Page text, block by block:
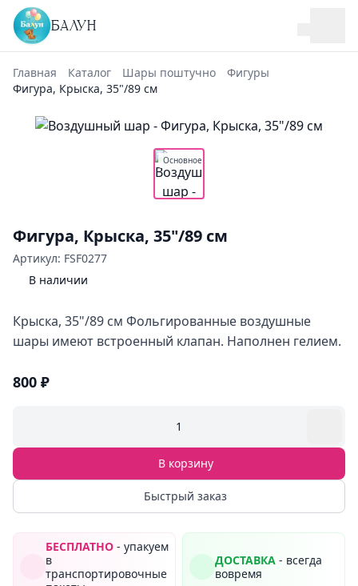
БАЛУН
Главная Каталог Шары поштучно
Фигуры
Фигура, Крыска, 35"/89 см
Основное
Фигура, Крыска, 35"/89 см
Артикул: FSF0277
В наличии
Крыска, 35"/89 см Фольгированные воздушные
шары имеют встроенный клапан. Наполнен гелием.
800 ₽
1
В корзину
Быстрый заказ
БЕСПЛАТНО - упакуем
в
транспортировочные
ДОСТАВКА - всегда
вовремя